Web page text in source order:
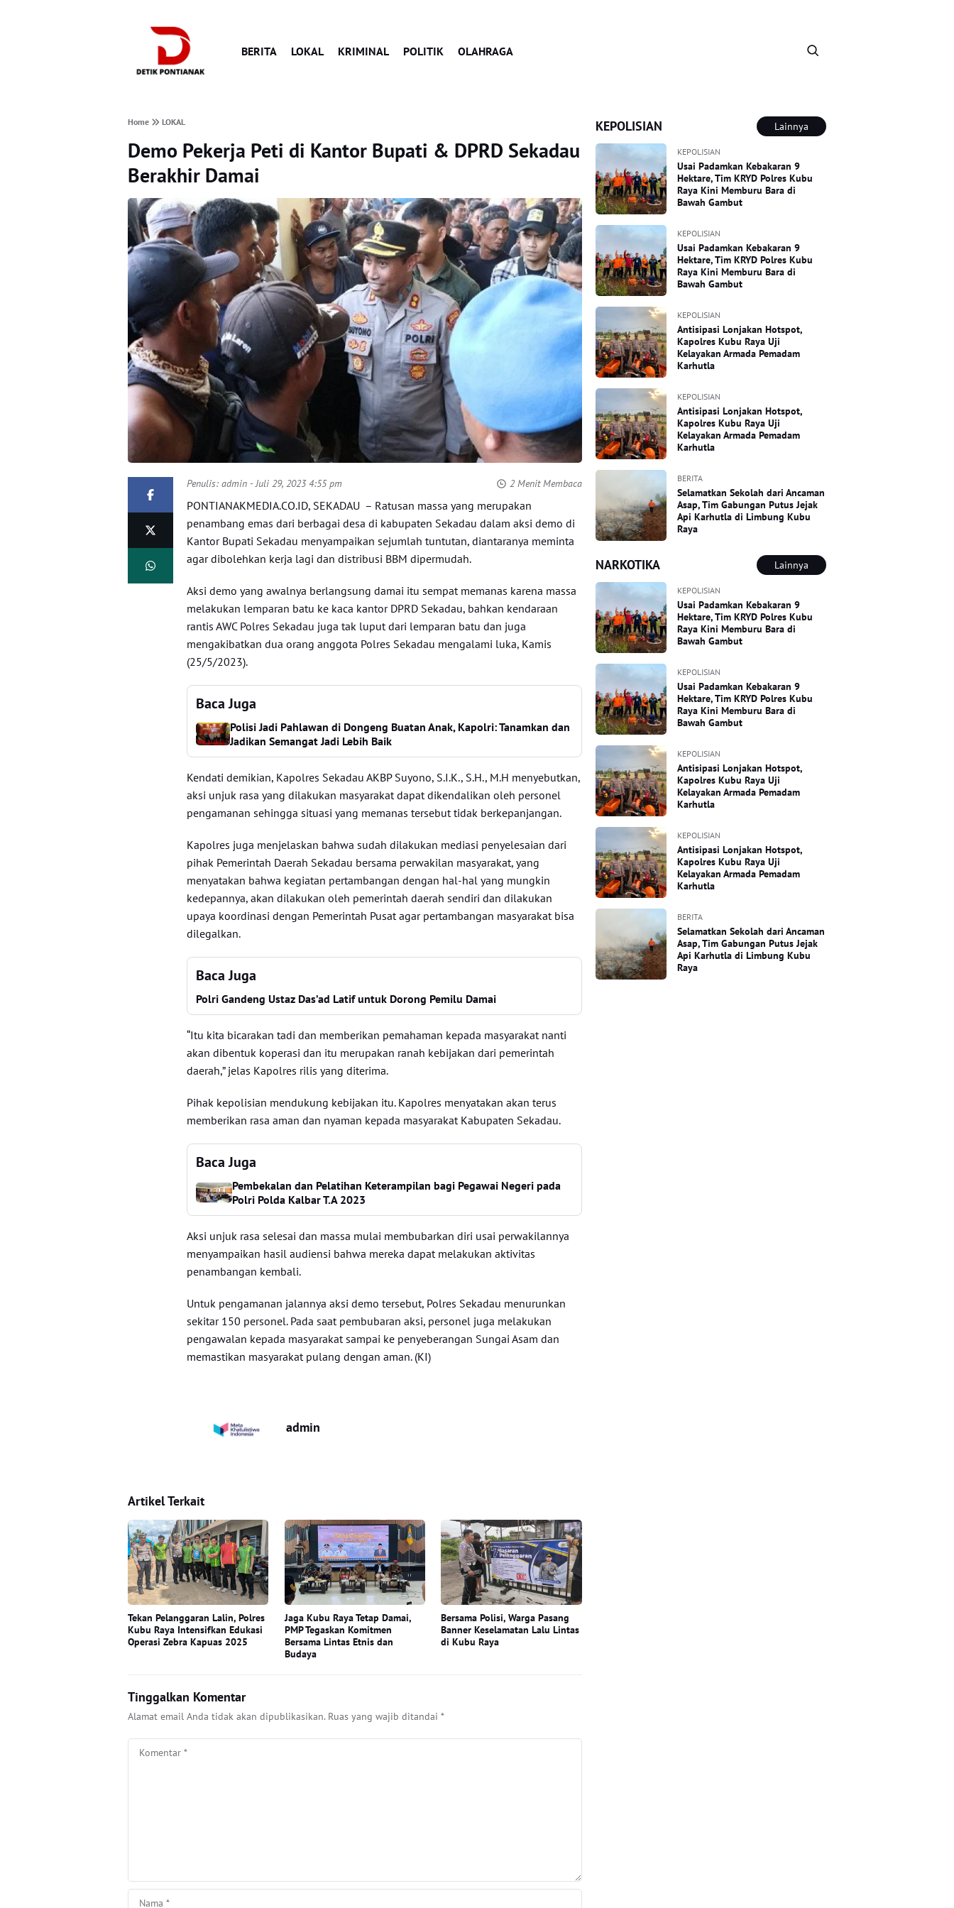
BERITA LOKAL KRIMINAL POLITIK OLAHRAGA
Home LOKAL
Demo Pekerja Peti di Kantor Bupati & DPRD Sekadau
Berakhir Damai
Penulis:admin - Juli 29, 2023 4:55 pm 2 Menit Membaca
PONTIANAKMEDIA.CO.ID, SEKADAU – Ratusan massa yang merupakan
penambang emas dari berbagai desa di kabupaten Sekadau dalam aksi demo di
Kantor Bupati Sekadau menyampaikan sejumlah tuntutan, diantaranya meminta
agar dibolehkan kerja lagi dan distribusi BBM dipermudah.
Aksi demo yang awalnya berlangsung damai itu sempat memanas karena massa
melakukan lemparan batu ke kaca kantor DPRD Sekadau, bahkan kendaraan
rantis AWC Polres Sekadau juga tak luput dari lemparan batu dan juga
mengakibatkan dua orang anggota Polres Sekadau mengalami luka, Kamis
(25/5/2023).
Baca Juga
Polisi Jadi Pahlawan di Dongeng Buatan Anak, Kapolri: Tanamkan dan
Jadikan Semangat Jadi Lebih Baik
Kendati demikian, Kapolres Sekadau AKBP Suyono, S.I.K., S.H., M.H menyebutkan,
aksi unjuk rasa yang dilakukan masyarakat dapat dikendalikan oleh personel
pengamanan sehingga situasi yang memanas tersebut tidak berkepanjangan.
Kapolres juga menjelaskan bahwa sudah dilakukan mediasi penyelesaian dari
pihak Pemerintah Daerah Sekadau bersama perwakilan masyarakat, yang
menyatakan bahwa kegiatan pertambangan dengan hal-hal yang mungkin
kedepannya, akan dilakukan oleh pemerintah daerah sendiri dan dilakukan
upaya koordinasi dengan Pemerintah Pusat agar pertambangan masyarakat bisa
dilegalkan.
Baca Juga
Polri Gandeng Ustaz Das’ad Latif untuk Dorong Pemilu Damai
“Itu kita bicarakan tadi dan memberikan pemahaman kepada masyarakat nanti
akan dibentuk koperasi dan itu merupakan ranah kebijakan dari pemerintah
daerah,” jelas Kapolres rilis yang diterima.
Pihak kepolisian mendukung kebijakan itu. Kapolres menyatakan akan terus
memberikan rasa aman dan nyaman kepada masyarakat Kabupaten Sekadau.
Baca Juga
Pembekalan dan Pelatihan Keterampilan bagi Pegawai Negeri pada
Polri Polda Kalbar T.A 2023
Aksi unjuk rasa selesai dan massa mulai membubarkan diri usai perwakilannya
menyampaikan hasil audiensi bahwa mereka dapat melakukan aktivitas
penambangan kembali.
Untuk pengamanan jalannya aksi demo tersebut, Polres Sekadau menurunkan
sekitar 150 personel. Pada saat pembubaran aksi, personel juga melakukan
pengawalan kepada masyarakat sampai ke penyeberangan Sungai Asam dan
memastikan masyarakat pulang dengan aman. (KI)
admin
Artikel Terkait
Tekan Pelanggaran Lalin, Polres
Kubu Raya Intensifkan Edukasi
Operasi Zebra Kapuas 2025
Jaga Kubu Raya Tetap Damai,
PMP Tegaskan Komitmen
Bersama Lintas Etnis dan
Budaya
Bersama Polisi, Warga Pasang
Banner Keselamatan Lalu Lintas
di Kubu Raya
Tinggalkan Komentar
Alamat email Anda tidak akan dipublikasikan. Ruas yang wajib ditandai *
KEPOLISIAN Lainnya
KEPOLISIAN
Usai Padamkan Kebakaran 9
Hektare, Tim KRYD Polres Kubu
Raya Kini Memburu Bara di
Bawah Gambut
KEPOLISIAN
Usai Padamkan Kebakaran 9
Hektare, Tim KRYD Polres Kubu
Raya Kini Memburu Bara di
Bawah Gambut
KEPOLISIAN
Antisipasi Lonjakan Hotspot,
Kapolres Kubu Raya Uji
Kelayakan Armada Pemadam
Karhutla
KEPOLISIAN
Antisipasi Lonjakan Hotspot,
Kapolres Kubu Raya Uji
Kelayakan Armada Pemadam
Karhutla
BERITA
Selamatkan Sekolah dari Ancaman
Asap, Tim Gabungan Putus Jejak
Api Karhutla di Limbung Kubu
Raya
NARKOTIKA Lainnya
KEPOLISIAN
Usai Padamkan Kebakaran 9
Hektare, Tim KRYD Polres Kubu
Raya Kini Memburu Bara di
Bawah Gambut
KEPOLISIAN
Usai Padamkan Kebakaran 9
Hektare, Tim KRYD Polres Kubu
Raya Kini Memburu Bara di
Bawah Gambut
KEPOLISIAN
Antisipasi Lonjakan Hotspot,
Kapolres Kubu Raya Uji
Kelayakan Armada Pemadam
Karhutla
KEPOLISIAN
Antisipasi Lonjakan Hotspot,
Kapolres Kubu Raya Uji
Kelayakan Armada Pemadam
Karhutla
BERITA
Selamatkan Sekolah dari Ancaman
Asap, Tim Gabungan Putus Jejak
Api Karhutla di Limbung Kubu
Raya